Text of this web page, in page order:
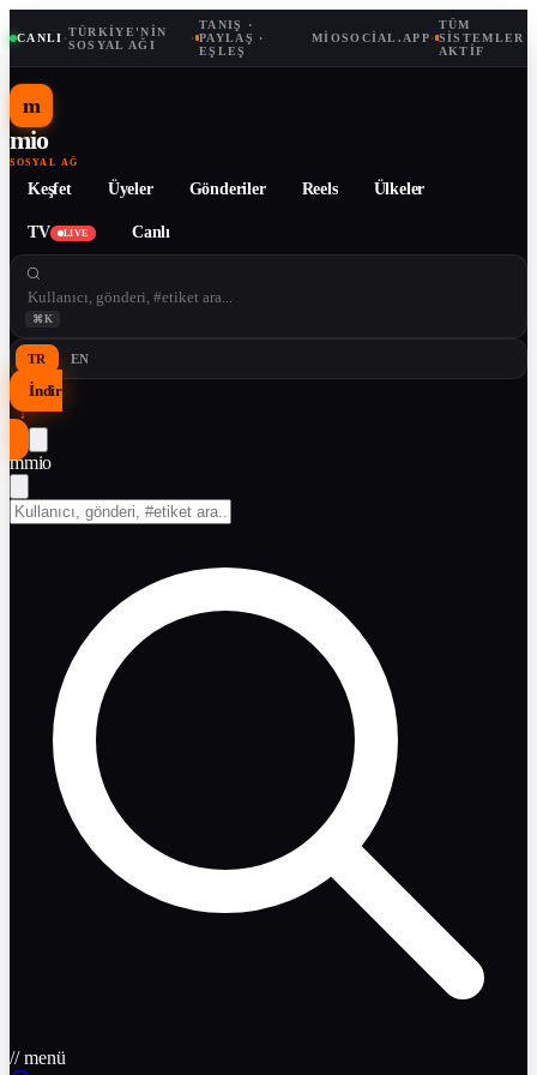
CANLI ·TÜRKIYE'NIN
SOSYAL AĞI
·
TANIŞ ·
PAYLAŞ ·
EŞLEŞ
MIOSOCIAL.APP·
TÜM
SISTEMLER
AKTIF
m
mio
SOSYAL AĞ
Keşfet Üyeler Gönderiler Reels Ülkeler
TV LIVE Canlı
⌘K
TR EN
İndir
↓
mmio
// menü